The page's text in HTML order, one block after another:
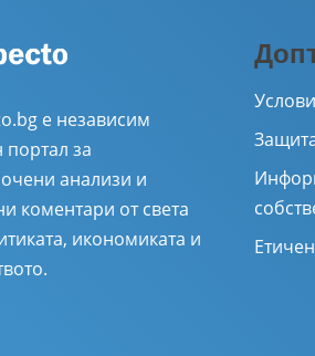
е независим
портал за
анализи и
коментари от света
икономиката и